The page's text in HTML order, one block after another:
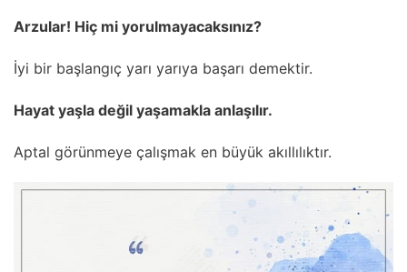
Arzular! Hiç mi yorulmayacaksınız?
İyi bir başlangıç yarı yarıya başarı demektir.
Hayat yaşla değil yaşamakla anlaşılır.
Aptal görünmeye çalışmak en büyük akıllılıktır.